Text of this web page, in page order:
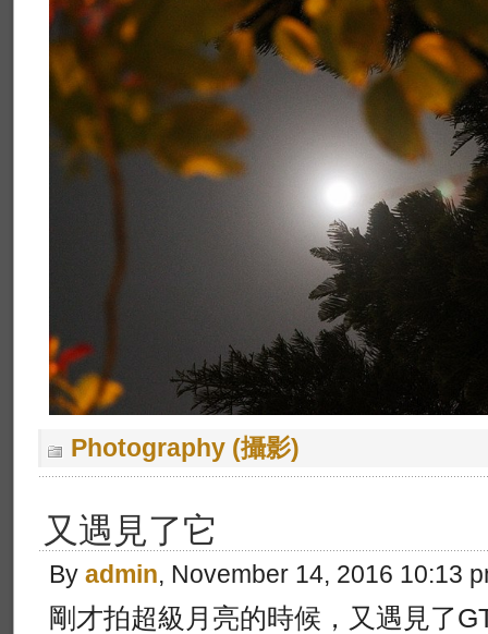
Photography (攝影)
又遇見了它
By admin, November 14, 2016 10:13
剛才拍超級月亮的時候，又遇見了